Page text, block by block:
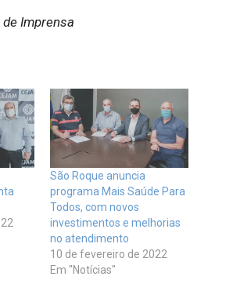
Imprensa
São Roque anuncia
programa Mais Saúde Para
Todos, com novos
investimentos e melhorias
no atendimento
10 de fevereiro de 2022
Em "Notícias"